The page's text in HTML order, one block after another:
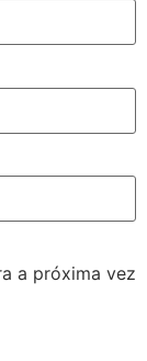
a próxima vez